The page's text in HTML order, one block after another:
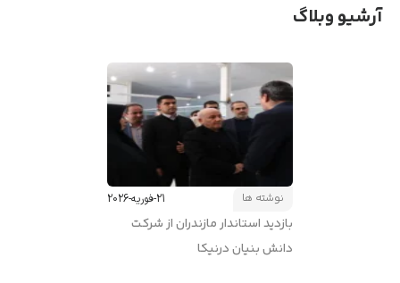
آرشیو وبلاگ
نوشته ها
بازدید استاندار مازندران از شرکت
دانش بنیان درنیکا